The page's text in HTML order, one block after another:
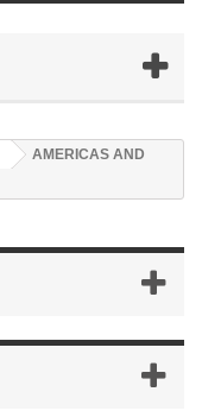
AMERICAS AND